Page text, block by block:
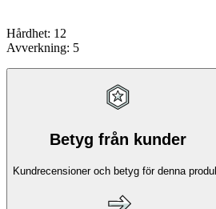
Hårdhet: 12
Avverkning: 5
Betyg från kunder
Kundrecensioner och betyg för denna